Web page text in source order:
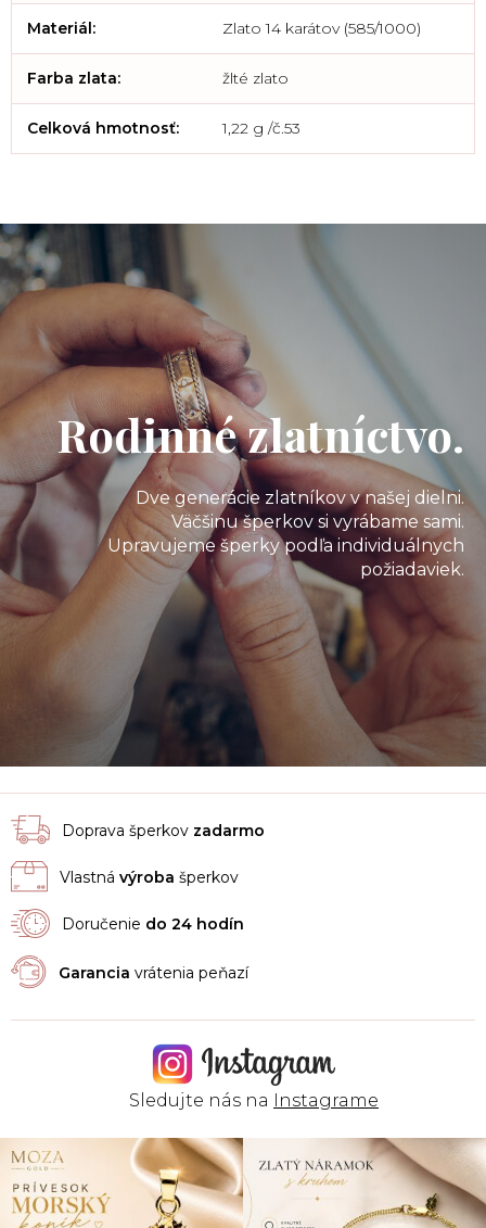
Materiál: Zlato 14 karátov (585/1000)
Farba zlata: žlté zlato
Celková hmotnosť: 1,22 g /č.53
Rodinné zlatníctvo.
Dve generácie zlatníkov v našej dielni.
Väčšinu šperkov si vyrábame sami.
Upravujeme šperky podľa individuálnych
požiadaviek.
Doprava šperkov zadarmo
Vlastná výroba šperkov
Doručenie do 24 hodín
Garancia vrátenia peňazí
Sledujte nás na Instagrame